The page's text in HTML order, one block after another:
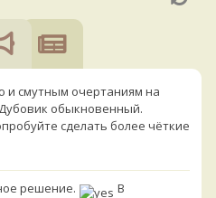
и смутным очертаниям на
обыкновенный.
сделать более чёткие
решение.
В